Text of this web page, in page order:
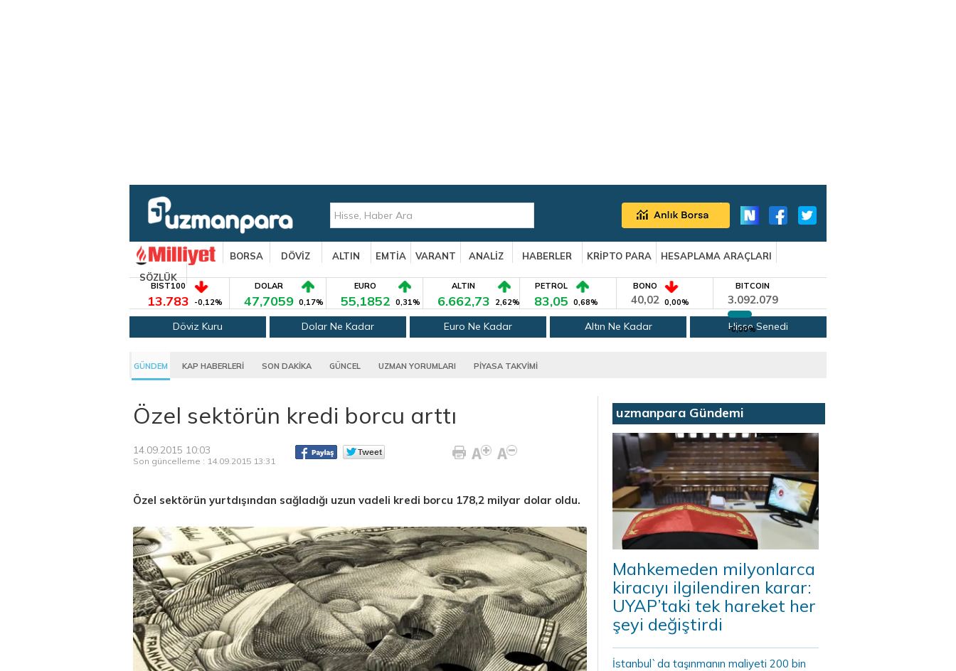
BORSA DÖVİZ ALTIN EMTİA VARANT ANALİZ HABERLER KRİPTO PARA
HESAPLAMA ARAÇLARI
SÖZLÜK
BIST100
13.783 -0,12%
DOLAR
47,7059 0,17%
EURO
55,1852 0,31%
ALTIN
6.662,73 2,62%
PETROL
83,05 0,68%
BONO
40,02 0,00%
BITCOIN
3.092.079
-0,00%
Döviz Kuru Dolar Ne Kadar Euro Ne Kadar Altın Ne Kadar Hisse Senedi
GÜNDEM KAP HABERLERİ SON DAKİKA GÜNCEL UZMAN YORUMLARI PİYASA TAKVİMİ
Özel sektörün kredi borcu arttı
14.09.2015 10:03
Son güncelleme : 14.09.2015 13:31
Özel sektörün yurtdışından sağladığı uzun vadeli kredi borcu 178,2 milyar dolar oldu.
uzmanpara Gündemi
Mahkemeden milyonlarca
kiracıyı ilgilendiren karar:
UYAP’taki tek hareket her
şeyi değiştirdi
İstanbul`da taşınmanın maliyeti 200 bin